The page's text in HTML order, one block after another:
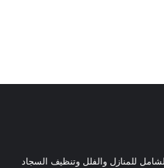
للمنازل والفلل وتنظيف السجاد